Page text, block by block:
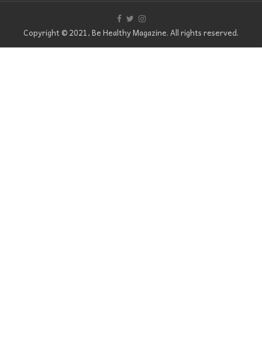
Copyright © 2021, Be Healthy Magazine. All rights reserved.